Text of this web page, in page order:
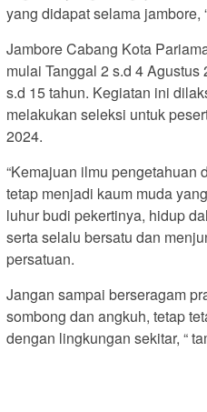
yang didapat selama jambore,
Jambore Cabang Kota
mulai Tanggal 2 s.d 4
s.d 15 tahun. Kegiatan ini
melakukan seleksi untuk
2024.
“Kemajuan ilmu pengetahuan
tetap menjadi kaum muda
luhur budi pekertinya, hidup
serta selalu bersatu dan
persatuan.
Jangan sampai berseragam
sombong dan angkuh, tetap
dengan lingkungan sekitar, “